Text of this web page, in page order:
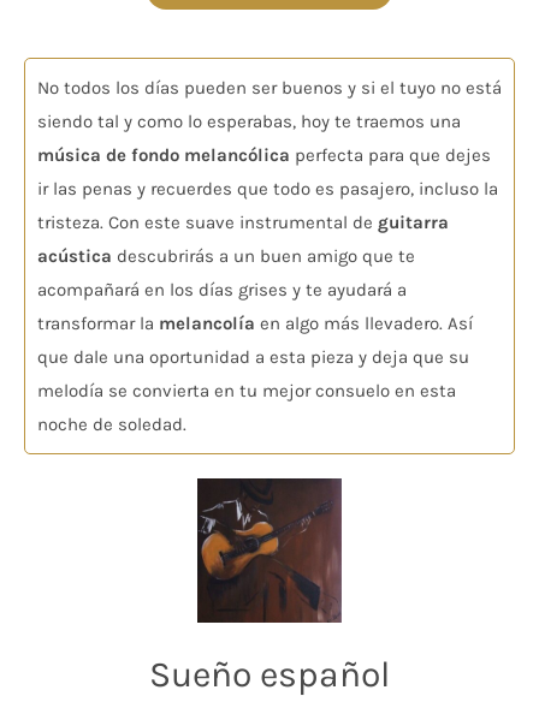
No todos los días pueden ser buenos y si el tuyo no está
siendo tal y como lo esperabas, hoy te traemos una
música de fondo melancólica perfecta para que dejes
ir las penas y recuerdes que todo es pasajero, incluso la
tristeza. Con este suave instrumental de guitarra
acústica descubrirás a un buen amigo que te
acompañará en los días grises y te ayudará a
transformar la melancolía en algo más llevadero. Así
que dale una oportunidad a esta pieza y deja que su
melodía se convierta en tu mejor consuelo en esta
noche de soledad.
Sueño español